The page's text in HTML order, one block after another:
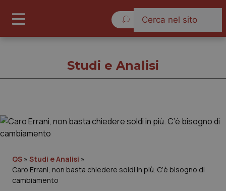
Governo e Parlamento
Studi e Analisi
QS » Studi e Analisi »
Caro Errani, non basta chiedere soldi in più. C’è bisogno di
cambiamento